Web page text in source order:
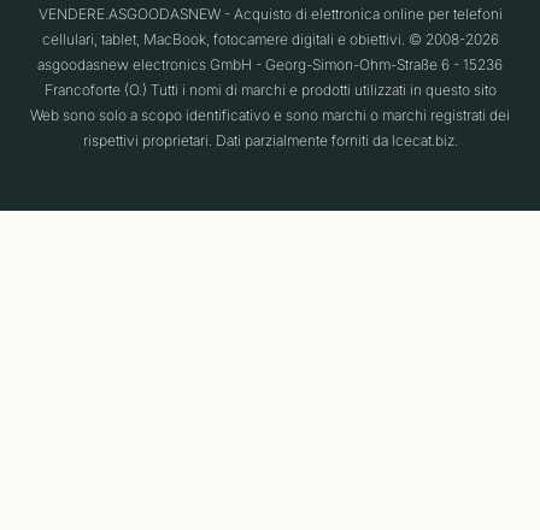
VENDERE.ASGOODASNEW - Acquisto di elettronica online per telefoni
cellulari, tablet, MacBook, fotocamere digitali e obiettivi. © 2008-2026
asgoodasnew electronics GmbH - Georg-Simon-Ohm-Straße 6 - 15236
Francoforte (O.) Tutti i nomi di marchi e prodotti utilizzati in questo sito
Web sono solo a scopo identificativo e sono marchi o marchi registrati dei
rispettivi proprietari. Dati parzialmente forniti da Icecat.biz.